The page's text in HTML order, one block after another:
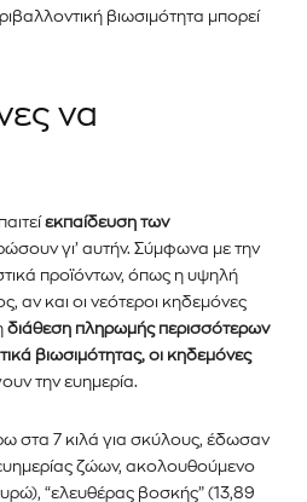
βιωσιμότητα μπορεί
να
εκπαίδευση των
γι’ αυτήν. Σύμφωνα με την
προϊόντων, όπως η υψηλή
αν και οι νεότεροι κηδεμόνες
διάθεση πληρωμής περισσότερων
βιωσιμότητας, οι κηδεμόνες
την ευημερία.
στα 7 κιλά για σκύλους, έδωσαν
ζώων, ακολουθούμενο
“ελευθέρας βοσκής” (13,89